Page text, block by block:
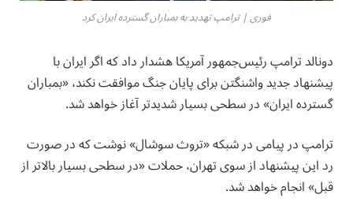
فوری | ترامپ تهدید به بمباران گسترده ايران كرد
دونالد ترامپ رئیس‌جمهور آمریکا هشدار داد که اگر ايران با
پیشنهاد جدید واشنگتن برای پایان جنگ موافقت نکند، «بمباران
گسترده ایران» در سطحی بسیار شدیدتر آغاز خواهد شد.
ترامپ در پیامی در شبکه «تروث سوشال» نوشت که در صورت
رد این پیشنهاد از سوی تهران، حملات «در سطحی بسیار بالاتر از
قبل» انجام خواهد شد.